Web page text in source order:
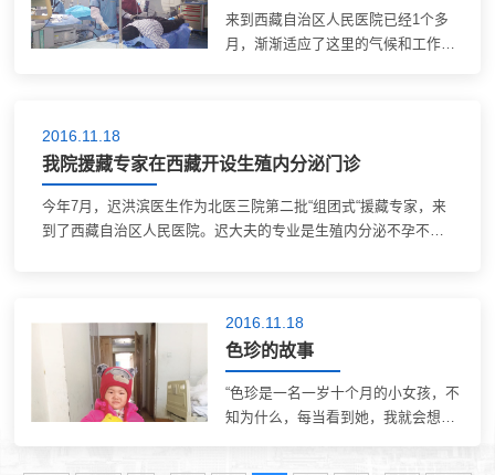
来到西藏自治区人民医院已经1个多
月，渐渐适应了这里的气候和工作环
民喜欢食用牛...
2016.11.18
我院援藏专家在西藏开设生殖内分泌门诊
今年7月，迟洪滨医生作为北医三院第二批“组团式“援藏专家，来
到了西藏自治区人民医院。迟大夫的专业是生殖内分泌不孕不
2016.11.18
色珍的故事
“色珍是一名一岁十个月的小女孩，不
知为什么，每当看到她，我就会想起